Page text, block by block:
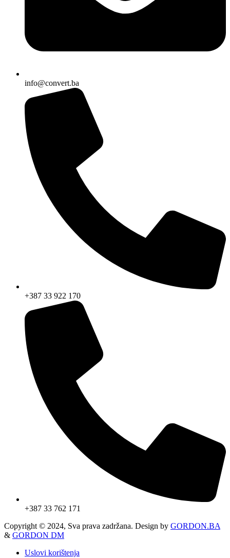
info@convert.ba
+387 33 922 170
+387 33 762 171
Copyright © 2024, Sva prava zadržana. Design by GORDON.BA
& GORDON DM
Uslovi korištenja